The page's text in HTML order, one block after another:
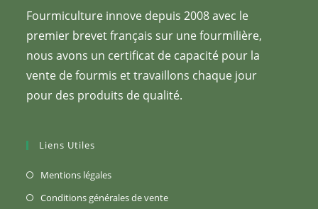
Fourmiculture innove depuis 2008 avec le
premier brevet français sur une fourmilière,
nous avons un certificat de capacité pour la
vente de fourmis et travaillons chaque jour
pour des produits de qualité.
Liens Utiles
Mentions légalesS’ouvre
Conditions générales de venteS’ouvre